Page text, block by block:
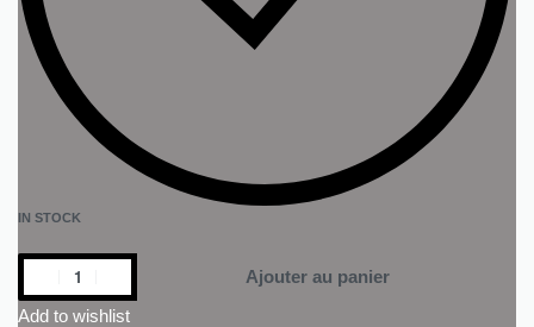
IN STOCK
Ajouter au panier
Add to wishlist